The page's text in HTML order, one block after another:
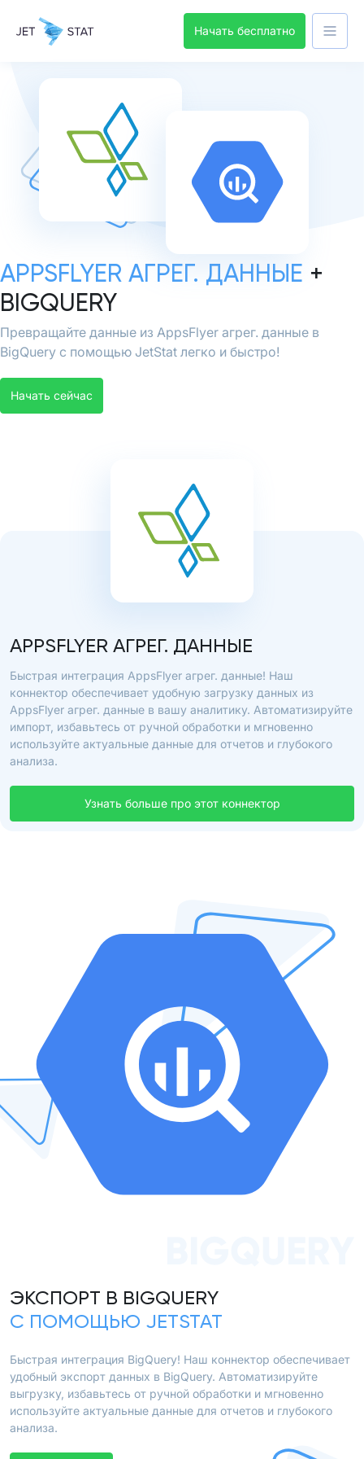
Начать бесплатно
APPSFLYER АГРЕГ. ДАННЫЕ +
BIGQUERY
Превращайте данные из AppsFlyer агрег. данные в
BigQuery с помощью JetStat легко и быстро!
Начать сейчас
APPSFLYER АГРЕГ. ДАННЫЕ
Быстрая интеграция AppsFlyer агрег. данные! Наш
коннектор обеспечивает удобную загрузку данных из
AppsFlyer агрег. данные в вашу аналитику. Автоматизируйте
импорт, избавьтесь от ручной обработки и мгновенно
используйте актуальные данные для отчетов и глубокого
анализа.
Узнать больше про этот коннектор
ЭКСПОРТ В BIGQUERY
С ПОМОЩЬЮ JETSTAT
Быстрая интеграция BigQuery! Наш коннектор обеспечивает
удобный экспорт данных в BigQuery. Автоматизируйте
выгрузку, избавьтесь от ручной обработки и мгновенно
используйте актуальные данные для отчетов и глубокого
анализа.